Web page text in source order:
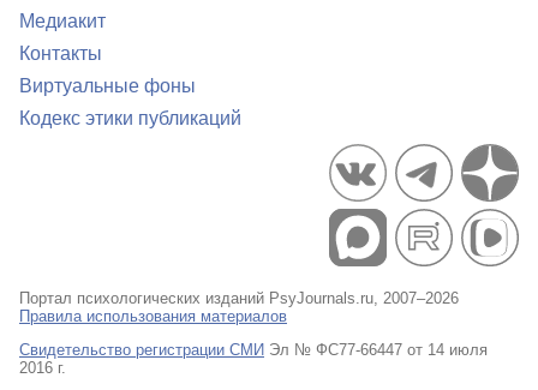
Медиакит
Контакты
Виртуальные фоны
Кодекс этики публикаций
Портал психологических изданий PsyJournals.ru, 2007–2026
Правила использования материалов
Свидетельство регистрации СМИ Эл № ФС77-66447 от 14 июля
2016 г.